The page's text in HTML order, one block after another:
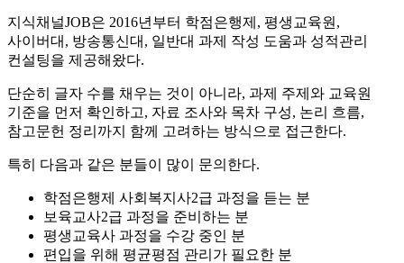
지식채널JOB은 2016년부터 학점은행제, 평생교육원,
사이버대, 방송통신대, 일반대 과제 작성 도움과 성적관리
컨설팅을 제공해왔다.
단순히 글자 수를 채우는 것이 아니라, 과제 주제와 교육원
기준을 먼저 확인하고, 자료 조사와 목차 구성, 논리 흐름,
참고문헌 정리까지 함께 고려하는 방식으로 접근한다.
특히 다음과 같은 분들이 많이 문의한다.
학점은행제 사회복지사2급 과정을 듣는 분
보육교사2급 과정을 준비하는 분
평생교육사 과정을 수강 중인 분
편입을 위해 평균평점 관리가 필요한 분